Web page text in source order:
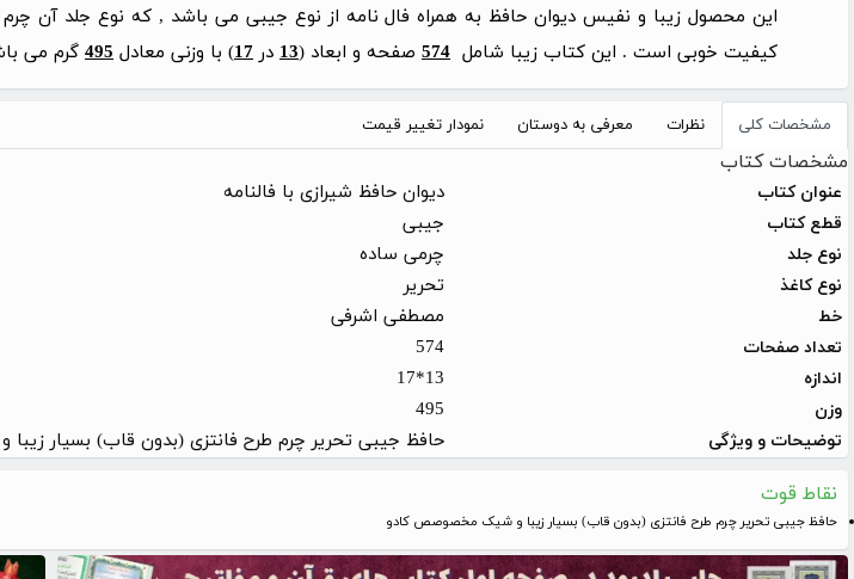
این محصول زیبا و نفیس دیوان حافظ به همراه فال نامه از نوع جیبی می باشد , که نوع جلد آن
کیفیت خوبی است . این کتاب زیبا شامل 574 صفحه و ابعاد (13 در 17) با وزنی معادل 495 گرم می
مشخصات کلی نظرات معرفی به دوستان نمودار تغییر قیمت
مشخصات کتاب
عنوان کتاب دیوان حافظ شیرازی با فالنامه
قطع کتاب جیبی
نوع جلد چرمی ساده
نوع کاغذ تحریر
خط مصطفی اشرفی
تعداد صفحات 574
اندازه 13*17
وزن 495
توضیحات و ویژگی حافظ جیبی تحریر چرم طرح فانتزی (بدون قاب) بسیار
نقاط قوت
حافظ جیبی تحریر چرم طرح فانتزی (بدون قاب) بسیار زیبا و شیک مخصوصص کادو